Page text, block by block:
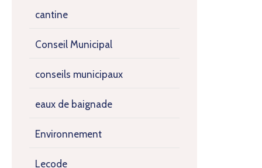
cantine
Conseil Municipal
conseils municipaux
eaux de baignade
Environnement
Lecode